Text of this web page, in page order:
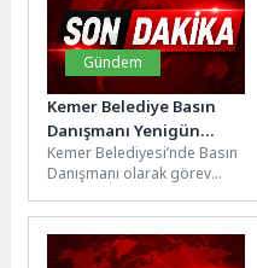
Gündem
Kemer Belediye Basın
Danışmanı Yenigün
emekli oldu
Kemer Belediyesi’nde Basın
Danışmanı olarak görev
Yenigün emekli oldu.
Yenigün, emekliliğinin
ardından...